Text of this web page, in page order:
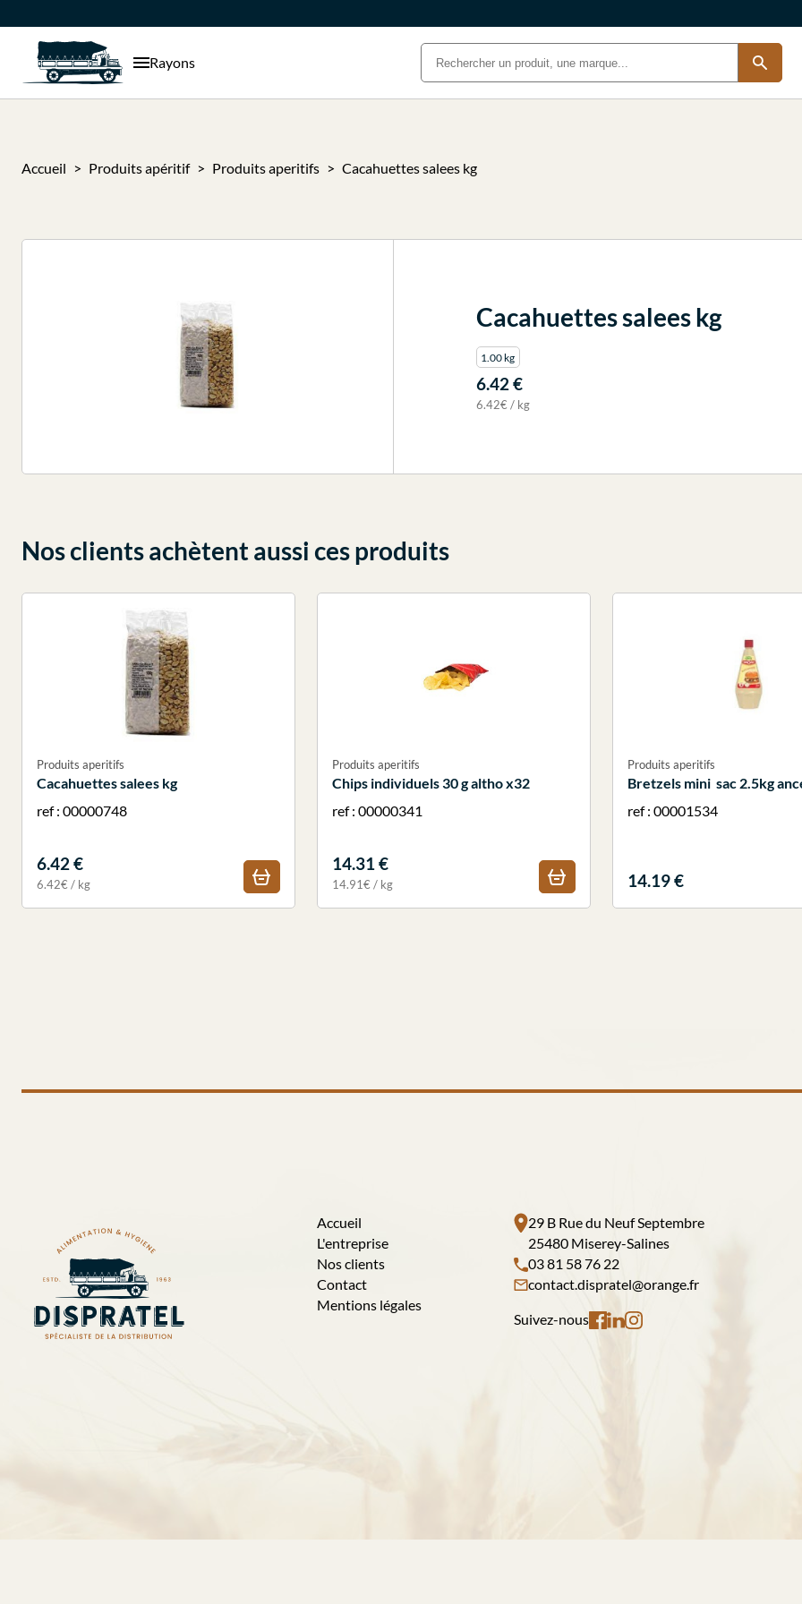
Rayons
Accueil Produits apéritif Produits aperitifs Cacahuettes salees kg
Cacahuettes salees kg
1.00 kg
6.42 €
6.42€ / kg
Nos clients achètent aussi ces produits
Produits aperitifs
Cacahuettes salees kg
ref : 00000748
6.42 €
6.42€ / kg
Produits aperitifs
Chips individuels 30 g altho x32
ref : 00000341
14.31 €
14.91€ / kg
Produits aperitifs
Bretzels mini sac 2.5kg
ref : 00001534
14.19 €
Accueil
L'entreprise
Nos clients
Contact
Mentions légales
29 B Rue du Neuf Septembre
25480 Miserey-Salines
03 81 58 76 22
contact.dispratel@orange.fr
Suivez-nous